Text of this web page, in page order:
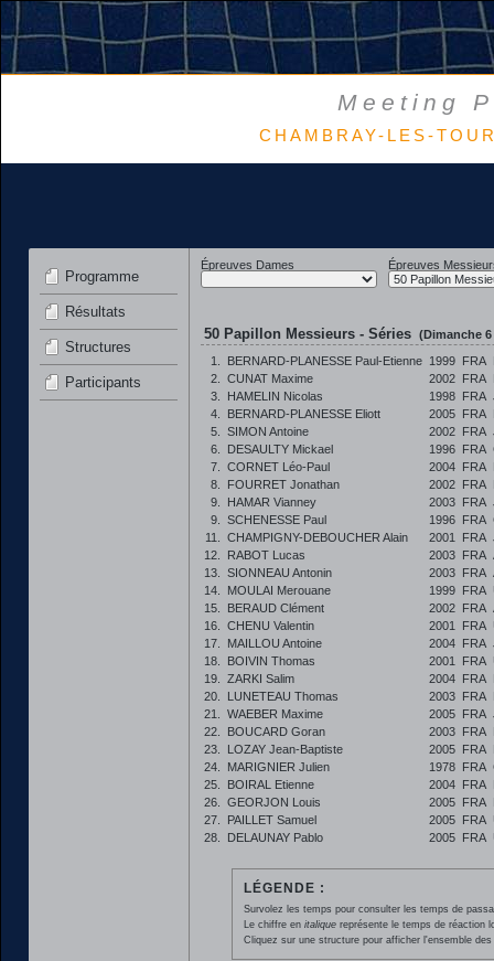
Meeting
CHAMBRAY-LES-
Programme
Résultats
Structures
Participants
Épreuves Dames Épreuves
50 Papillon Messieurs - Séries (Dimanche
1.
BERNARD-PLANESSE Paul-Etienne 1999 FRA
2.
CUNAT Maxime 2002 FRA
3.
HAMELIN Nicolas 1998 FRA
4.
BERNARD-PLANESSE Eliott 2005 FRA
5.
SIMON Antoine 2002 FRA
6.
DESAULTY Mickael 1996 FRA
7.
CORNET Léo-Paul 2004 FRA
8.
FOURRET Jonathan 2002 FRA
9.
HAMAR Vianney 2003 FRA
9.
SCHENESSE Paul 1996 FRA
11.
CHAMPIGNY-DEBOUCHER Alain 2001 FRA
12.
RABOT Lucas 2003 FRA
13.
SIONNEAU Antonin 2003 FRA
14.
MOULAI Merouane 1999 FRA
15.
BERAUD Clément 2002 FRA
16.
CHENU Valentin 2001 FRA
17.
MAILLOU Antoine 2004 FRA
18.
BOIVIN Thomas 2001 FRA
19.
ZARKI Salim 2004 FRA
20.
LUNETEAU Thomas 2003 FRA
21.
WAEBER Maxime 2005 FRA
22.
BOUCARD Goran 2003 FRA
23.
LOZAY Jean-Baptiste 2005 FRA
24.
MARIGNIER Julien 1978 FRA
25.
BOIRAL Etienne 2004 FRA
26.
GEORJON Louis 2005 FRA
27.
PAILLET Samuel 2005 FRA
28.
DELAUNAY Pablo 2005 FRA
LÉGENDE :
Survolez les temps pour consulter les temps de
Le chiffre en italiquereprésente le temps de réaction
Cliquez sur une structure pour afficher l'ensemble